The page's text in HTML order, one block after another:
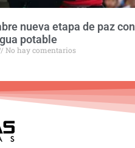
nueva etapa de paz con
potable
No hay comentarios